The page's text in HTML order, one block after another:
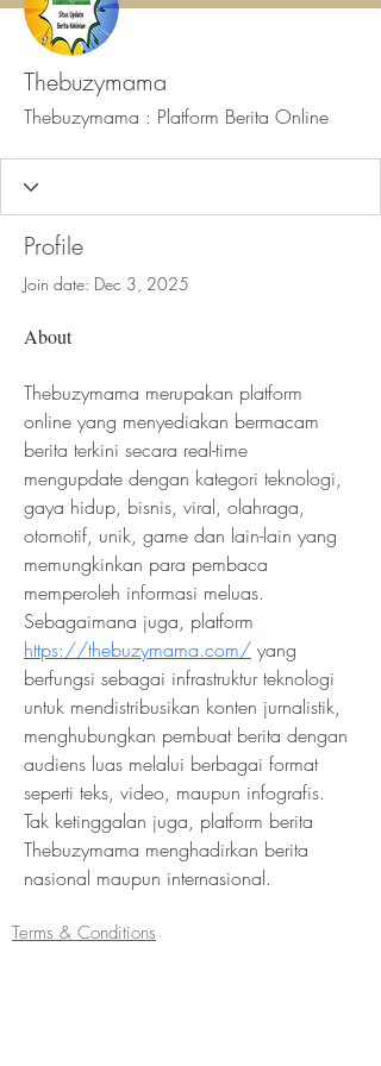
Thebuzymama
Thebuzymama : Platform Berita Online
Profile
Join date: Dec 3, 2025
About
Thebuzymama merupakan platform
online yang menyediakan bermacam
berita terkini secara real-time
mengupdate dengan kategori teknologi,
gaya hidup, bisnis, viral, olahraga,
otomotif, unik, game dan lain-lain yang
memungkinkan para pembaca
memperoleh informasi meluas.
Sebagaimana juga, platform
https://thebuzymama.com/ yang
berfungsi sebagai infrastruktur teknologi
untuk mendistribusikan konten jurnalistik,
menghubungkan pembuat berita dengan
audiens luas melalui berbagai format
seperti teks, video, maupun infografis.
Tak ketinggalan juga, platform berita
Thebuzymama menghadirkan berita
nasional maupun internasional.
Terms & Conditions